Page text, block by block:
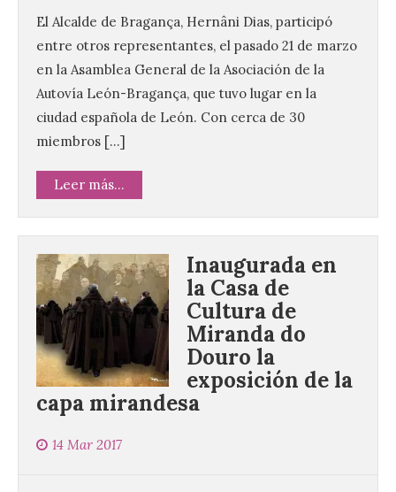
El Alcalde de Bragança, Hernâni Dias, participó
entre otros representantes, el pasado 21 de marzo
en la Asamblea General de la Asociación de la
Autovía León-Bragança, que tuvo lugar en la
ciudad española de León. Con cerca de 30
miembros […]
Leer más...
Inaugurada en
la Casa de
Cultura de
Miranda do
Douro la
exposición de la
capa mirandesa
14 Mar 2017